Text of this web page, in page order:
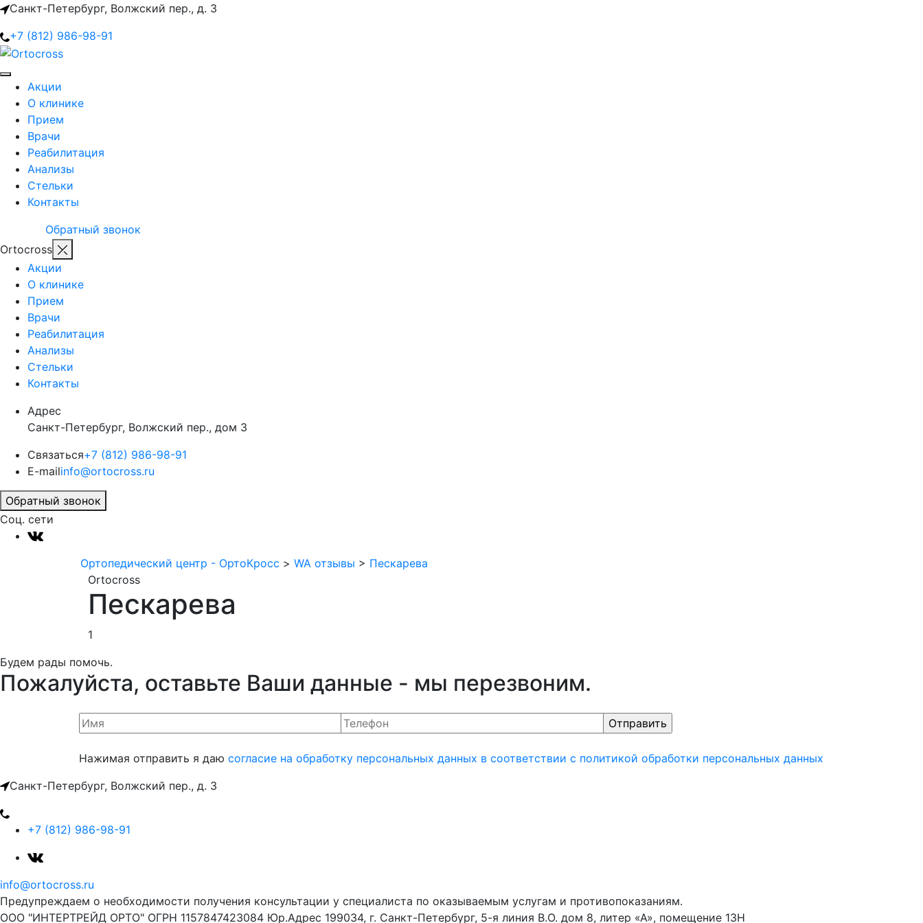
Санкт-Петербург, Волжский пер., д. 3
+7 (812) 986-98-91
Акции
О клинике
Прием
Врачи
Реабилитация
Анализы
Стельки
Контакты
Обратный звонок
Ortocross
Акции
О клинике
Прием
Врачи
Реабилитация
Анализы
Стельки
Контакты
Адрес
Санкт-Петербург, Волжский пер., дом 3
Связаться+7 (812) 986-98-91
E-mailinfo@ortocross.ru
Обратный звонок
Соц. сети
Ортопедический центр - ОртоКросс > WA отзывы > Пескарева
Ortocross
Пескарева
1
Будем рады помочь.
Пожалуйста, оставьте Ваши данные - мы перезвоним.
Нажимая отправить я даю согласие на обработку персональных данных в соответствии с политикой обработки персональных данных
Санкт-Петербург, Волжский пер., д. 3
+7 (812) 986-98-91
info@ortocross.ru
Предупреждаем о необходимости получения консультации у специалиста по оказываемым услугам и противопоказаниям.
ООО "ИНТЕРТРЕЙД ОРТО" ОГРН 1157847423084 Юр.Адрес 199034, г. Санкт-Петербург, 5-я линия В.О. дом 8, литер «А», помещение 13Н